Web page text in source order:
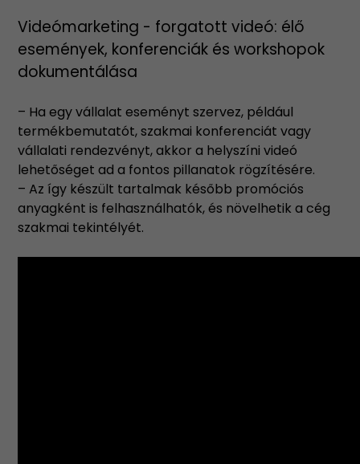
Videómarketing - forgatott videó: élő
események, konferenciák és workshopok
dokumentálása
– Ha egy vállalat eseményt szervez, például
termékbemutatót, szakmai konferenciát vagy
vállalati rendezvényt, akkor a helyszíni videó
lehetőséget ad a fontos pillanatok rögzítésére.
– Az így készült tartalmak később promóciós
anyagként is felhasználhatók, és növelhetik a cég
szakmai tekintélyét.